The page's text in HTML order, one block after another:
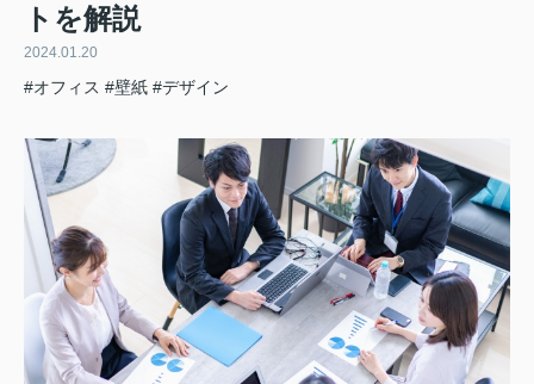
トを解説
2024.01.20
#オフィス #壁紙 #デザイン